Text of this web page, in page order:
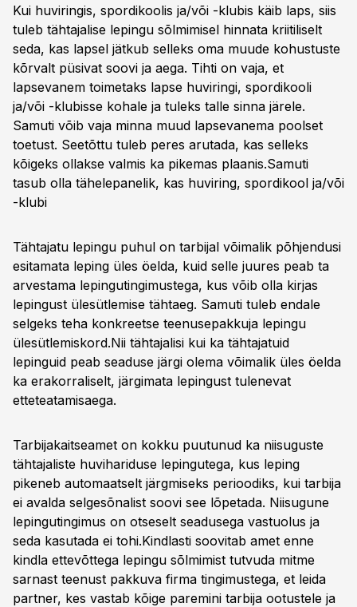
Kui huviringis, spordikoolis ja/või -klubis käib laps, siis
tuleb tähtajalise lepingu sõlmimisel hinnata kriitiliselt
seda, kas lapsel jätkub selleks oma muude kohustuste
kõrvalt püsivat soovi ja aega. Tihti on vaja, et
lapsevanem toimetaks lapse huviringi, spordikooli
ja/või -klubisse kohale ja tuleks talle sinna järele.
Samuti võib vaja minna muud lapsevanema poolset
toetust. Seetõttu tuleb peres arutada, kas selleks
kõigeks ollakse valmis ka pikemas plaanis.Samuti
tasub olla tähelepanelik, kas huviring, spordikool ja/või
-klubi
Tähtajatu lepingu puhul on tarbijal võimalik põhjendusi
esitamata leping üles öelda, kuid selle juures peab ta
arvestama lepingutingimustega, kus võib olla kirjas
lepingust ülesütlemise tähtaeg. Samuti tuleb endale
selgeks teha konkreetse teenusepakkuja lepingu
ülesütlemiskord.Nii tähtajalisi kui ka tähtajatuid
lepinguid peab seaduse järgi olema võimalik üles öelda
ka erakorraliselt, järgimata lepingust tulenevat
etteteatamisaega.
Tarbijakaitseamet on kokku puutunud ka niisuguste
tähtajaliste huvihariduse lepingutega, kus leping
pikeneb automaatselt järgmiseks perioodiks, kui tarbija
ei avalda selgesõnalist soovi see lõpetada. Niisugune
lepingutingimus on otseselt seadusega vastuolus ja
seda kasutada ei tohi.Kindlasti soovitab amet enne
kindla ettevõttega lepingu sõlmimist tutvuda mitme
sarnast teenust pakkuva firma tingimustega, et leida
partner, kes vastab kõige paremini tarbija ootustele ja